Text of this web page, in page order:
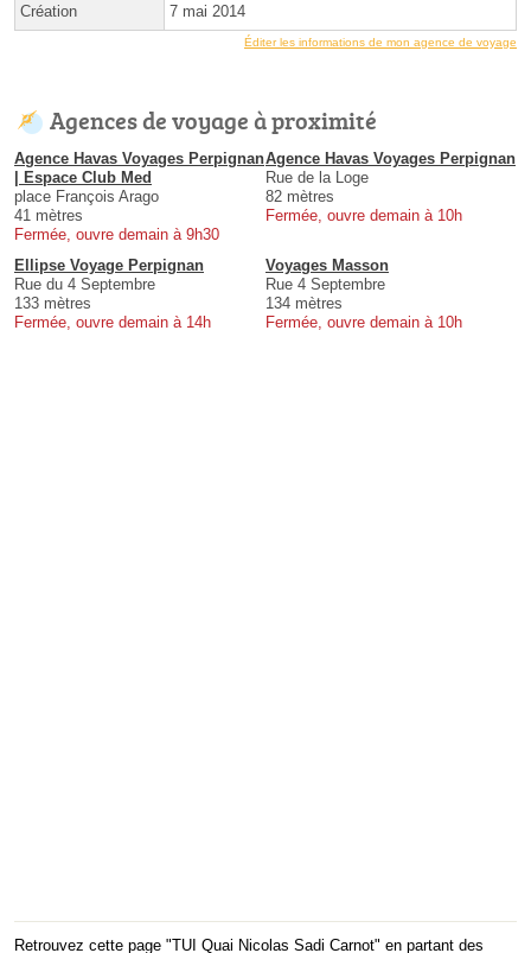
Création 7 mai 2014
Éditer les informations de mon agence de voyage
Agences de voyage à proximité
Agence Havas Voyages Perpignan
| Espace Club Med
place François Arago
41 mètres
Fermée, ouvre demain à 9h30
Agence Havas Voyages Perpignan
Rue de la Loge
82 mètres
Fermée, ouvre demain à 10h
Ellipse Voyage Perpignan
Rue du 4 Septembre
133 mètres
Fermée, ouvre demain à 14h
Voyages Masson
Rue 4 Septembre
134 mètres
Fermée, ouvre demain à 10h
Retrouvez cette page "TUI Quai Nicolas Sadi Carnot" en partant des